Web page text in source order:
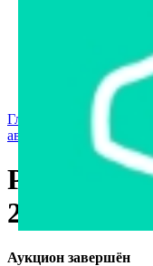
Арестованное
Реестр
Реестр
Главная страница
автомобили
Peugeot
Peugeot
2011
Аукцион завершён